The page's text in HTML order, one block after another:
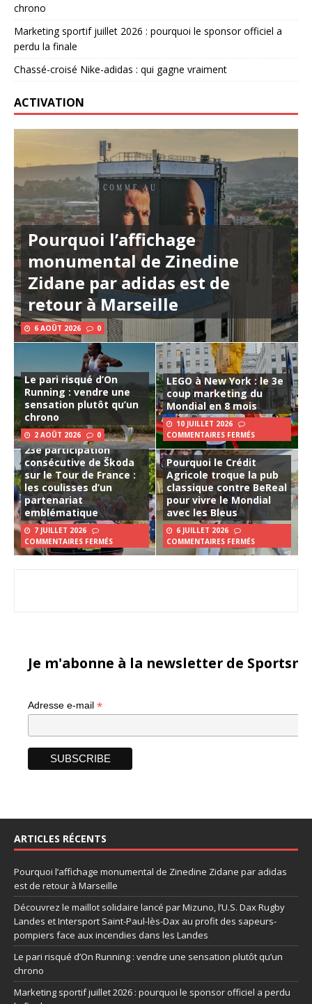
chrono
Marketing sportif juillet 2026 : pourquoi le sponsor officiel a
perdu la finale
Chassé-croisé Nike-adidas : qui gagne vraiment
ACTIVATION
Pourquoi l’affichage
monumental de Zinedine
Zidane par adidas est de
retour à Marseille
6 AOÛT 2026 0
Le pari risqué d’On
Running : vendre une
sensation plutôt qu’un
chrono
2 AOÛT 2026 0
LEGO à New York : le 3e
coup marketing du
Mondial en 8 mois
10 JUILLET 2026
COMMENTAIRES FERMÉS
23e participation
consécutive de Škoda
sur le Tour de France :
les coulisses d’un
partenariat
emblématique
7 JUILLET 2026
COMMENTAIRES FERMÉS
Pourquoi le Crédit
Agricole troque la pub
classique contre BeReal
pour vivre le Mondial
avec les Bleus
6 JUILLET 2026
COMMENTAIRES FERMÉS
Je m'abonne à la newsletter de
Adresse e-mail *
ARTICLES RÉCENTS
Pourquoi l’affichage monumental de Zinedine Zidane par adidas
est de retour à Marseille
Découvrez le maillot solidaire lancé par Mizuno, l’U.S. Dax Rugby
Landes et Intersport Saint-Paul-lès-Dax au profit des sapeurs-
pompiers face aux incendies dans les Landes
Le pari risqué d’On Running : vendre une sensation plutôt qu’un
chrono
Marketing sportif juillet 2026 : pourquoi le sponsor officiel a perdu